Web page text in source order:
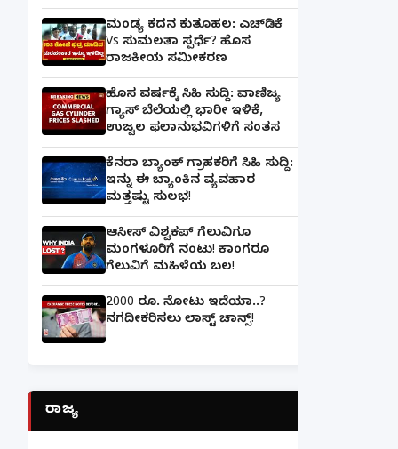
ಮಂಡ್ಯ ಕದನ ಕುತೂಹಲ: ಎಚ್‌ಡಿಕೆ
Vs ಸುಮಲತಾ ಸ್ಪರ್ಧೆ? ಹೊಸ
ರಾಜಕೀಯ ಸಮೀಕರಣ
ಹೊಸ ವರ್ಷಕ್ಕೆ ಸಿಹಿ ಸುದ್ದಿ: ವಾಣಿಜ್ಯ
ಗ್ಯಾಸ್‌ ಬೆಲೆಯಲ್ಲಿ ಭಾರೀ ಇಳಿಕೆ,
ಉಜ್ವಲ ಫಲಾನುಭವಿಗಳಿಗೆ ಸಂತಸ
ಕೆನರಾ ಬ್ಯಾಂಕ್‌ ಗ್ರಾಹಕರಿಗೆ ಸಿಹಿ ಸುದ್ದಿ:
ಇನ್ನು ಈ ಬ್ಯಾಂಕಿನ ವ್ಯವಹಾರ
ಮತ್ತಷ್ಟು ಸುಲಭ!
ಆಸೀಸ್ ವಿಶ್ವಕಪ್ ಗೆಲುವಿಗೂ
ಮಂಗಳೂರಿಗೆ ನಂಟು! ಕಾಂಗರೂ
ಗೆಲುವಿಗೆ ಮಹಿಳೆಯ ಬಲ!
2000 ರೂ. ನೋಟು ಇದೆಯಾ..?
ನಗದೀಕರಿಸಲು ಲಾಸ್ಟ್‌ ಚಾನ್ಸ್‌!
ರಾಜ್ಯ